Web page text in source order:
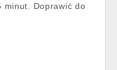
minut. Doprawić do